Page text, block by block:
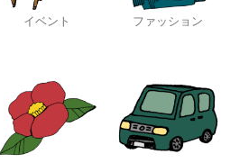
イベント ファッション